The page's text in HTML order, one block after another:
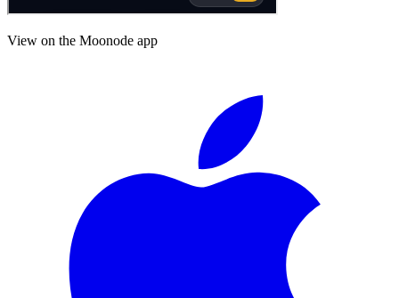
View on the Moonode app